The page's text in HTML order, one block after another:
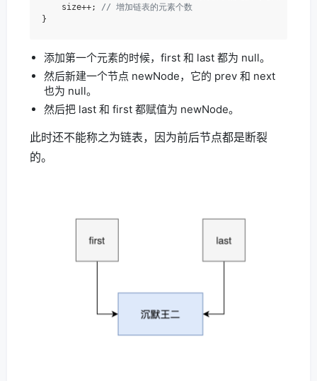
    size++;
// 增加链表的元素个数
添加第一个元素的时候，first 和 last 都为 null。
然后新建一个节点 newNode，它的 prev 和 next
也为 null。
然后把 last 和 first 都赋值为 newNode。
此时还不能称之为链表，因为前后节点都是断裂
的。